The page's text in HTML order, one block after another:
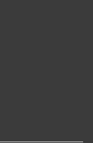
kartě
nové kartě
na nové kartě